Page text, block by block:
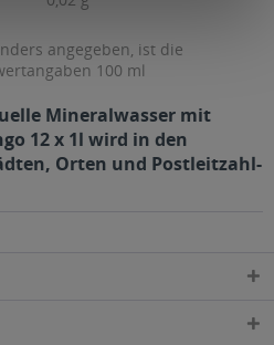
angegeben, ist die
100 ml
Mineralwasser mit
12 x 1l wird in den
Orten und Postleitzahl-